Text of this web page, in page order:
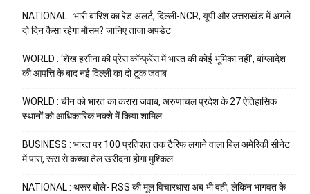
NATIONAL : भारी बारिश का रेड अलर्ट, दिल्ली-NCR, यूपी और उत्तराखंड में अगले
दो दिन कैसा रहेगा मौसम? जानिए ताजा अपडेट
WORLD : ‘शेख हसीना की प्रेस कॉन्फ्रेंस में भारत की कोई भूमिका नहीं’, बांग्लादेश
की आपत्ति के बाद नई दिल्ली का दो टूक जवाब
WORLD : चीन को भारत का करारा जवाब, अरुणाचल प्रदेश के 27 ऐतिहासिक
स्थानों को आधिकारिक नक्शे में किया शामिल
BUSINESS : भारत पर 100 प्रतिशत तक टैरिफ लगाने वाला बिल अमेरिकी सीनेट
में पास, रूस से कच्चा तेल खरीदना होगा मुश्किल
NATIONAL : थरूर बोले- RSS की मूल विचारधारा अब भी वही, लेकिन भागवत के